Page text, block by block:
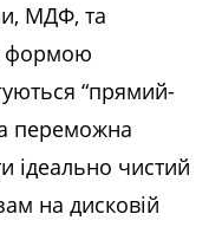
МДФ, та
формою
“прямий-
переможна
ідеально чистий
на дисковій